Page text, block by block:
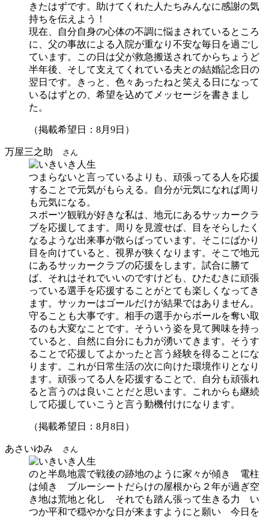
きたはずです。助けてくれた人たちみんなに感謝の気
持ちを伝えよう！
現在、自分自身の心体の不調に悩まされているところ
に、父の事故による入院が重なり不安な毎日を過ごし
ています。この日は父が救急搬送されてからちょうど
半年後、そして支えてくれている夫との結婚記念日の
翌日です。きっと、色々あったねと笑える日になって
いるはずとの、希望を込めてメッセージを書きまし
た。
（掲載希望日：8月9日）
万屋三之助 さん
つまらないと言っているよりも、頑張ってる人を応援
することで元気がもらえる。自分が元気になれば周り
も元気になる。
スポーツ観戦が好きな私は、地元にあるサッカークラ
ブを応援してます。周りを見渡せば、目をそらしたく
なるような出来事が散らばっています。そこにばかり
目を向けていると、視界が狭くなります。そこで地元
にあるサッカークラブの応援をします。試合に勝て
ば、それはそれでいいのですけども、ひたむきに頑張
っている選手を応援することがとても楽しくなってき
ます。サッカーはゴールだけが結果ではありません。
守ることも大事です。相手の選手からボールを奪い取
るのも大変なことです。そういう姿を見て興味を持っ
ていると、自然に自分にも力が湧いてきます。そうす
ることで応援してよかったと言う経験を得ることにな
ります。これが日常生活の次に向けた環境作りとなり
ます。頑張ってる人を応援することで、自分も頑張れ
ると言うのは良いことだと思います。これからも継続
して応援していこうと言う動機付けになります。
（掲載希望日：8月8日）
あさいゆみ さん
のと半島地震で戦後の跡地のように家々が傾き 電柱
は傾き ブルーシートだらけの屋根から２年が過ぎ空
き地は荒地と化し それでも踏ん張って生きる力 い
つか平和で穏やかな日が来ますようにと願い 今日を